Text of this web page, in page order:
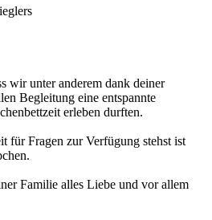
wir unter anderem dank deiner
Begleitung eine entspannte
erleben durften.
für Fragen zur Verfügung stehst ist
Familie alles Liebe und vor allem